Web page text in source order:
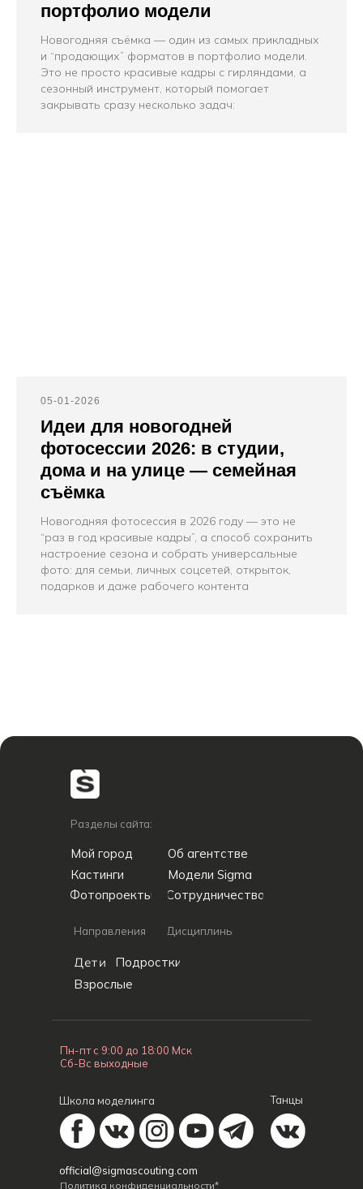
портфолио модели
Новогодняя съёмка — один из самых прикладных
и “продающих” форматов в портфолио модели.
Это не просто красивые кадры с гирляндами, а
сезонный инструмент, который помогает
закрывать сразу несколько задач:
05-01-2026
Идеи для новогодней
фотосессии 2026: в студии,
дома и на улице — семейная
съёмка
Новогодняя фотосессия в 2026 году — это не
“раз в год красивые кадры”, а способ сохранить
настроение сезона и собрать универсальные
фото: для семьи, личных соцсетей, открыток,
подарков и даже рабочего контента
Пн-пт с 9:00 до 18:00 Мск
Сб-Вс выходные
Разделы сайта:
Мой город
Кастинги
Об агентстве
Модели Sigma
Сотрудничество
Фотопроекты
Политика конфиденциальности*
official@sigmascouting.com
Направления Дисциплины
Дети
Школа моделинга Танцы
Подростки
Взрослые